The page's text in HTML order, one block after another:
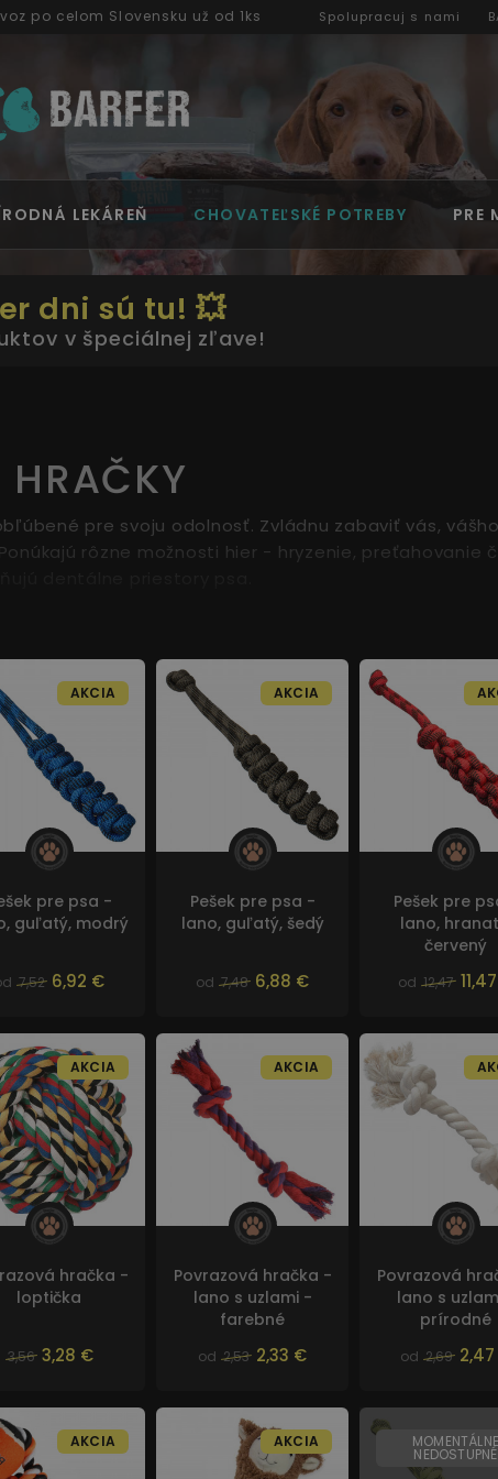
po celom Slovensku už od 1ks Spolupracuj s nami
LEKÁREŇ CHOVATEĽSKÉ POTREBY PRE
dni sú tu! 💥
v špeciálnej zľave!
HRAČKY
pre svoju odolnosť. Zvládnu zabaviť vás,
rôzne možnosti hier - hryzenie, preťahovanie
pre psa -
guľatý, modrý
7,52 6,92 €
AKCIA
Pešek pre psa -
lano, guľatý, šedý
od 7,48 6,88 €
AKCIA
Pešek pre
lano,
červený
od 12,47
hračka -
loptička
3,56 3,28 €
AKCIA
Povrazová hračka -
lano s uzlami -
farebné
od 2,53 2,33 €
AKCIA
Povrazová
lano s
prírodné
od 2,69
AKCIA AKCIA MOMENTÁLNE
NEDOSTUPNÉ